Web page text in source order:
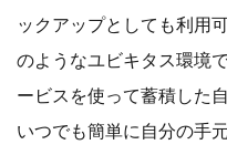
ックアップとしても利用
のようなユビキタス環境
ービスを使って蓄積した
いつでも簡単に自分の手